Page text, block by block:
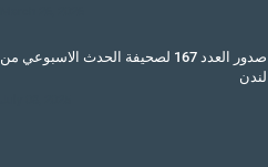
صدور العدد 167 لصحيفة الحدث الاسبوعي من
لندن